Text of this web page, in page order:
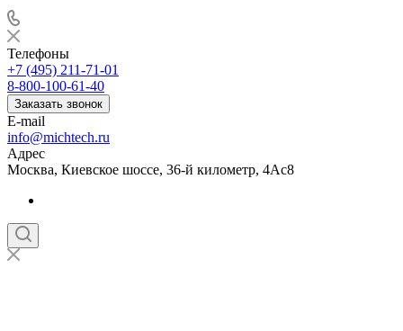
Телефоны
+7 (495) 211-71-01
8-800-100-61-40
Заказать звонок
E-mail
info@michtech.ru
Адрес
Москва, Киевское шоссе, 36-й километр, 4Ас8